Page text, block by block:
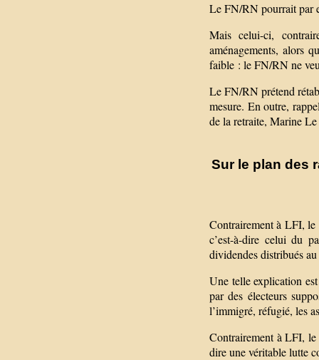
Le FN/RN pourrait par
Mais celui-ci,
aménagements, alors
faible : le FN/RN ne
Le FN/RN prétend
mesure. En outre,
de la retraite, Marine Le
Sur le plan des
Contrairement à LFI, le
c’est-à-dire celui du
dividendes distribués
Une telle explication
par des électeurs
l’immigré, réfugié, les
Contrairement à LFI, le
dire une véritable lutte